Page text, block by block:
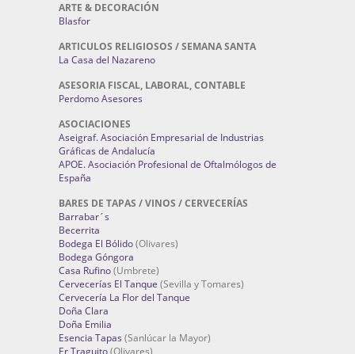
ARTE & DECORACIÓN
Blasfor
ARTICULOS RELIGIOSOS / SEMANA SANTA
La Casa del Nazareno
ASESORIA FISCAL, LABORAL, CONTABLE
Perdomo Asesores
ASOCIACIONES
Aseigraf. Asociación Empresarial de Industrias
Gráficas de Andalucía
APOE. Asociación Profesional de Oftalmólogos de
España
BARES DE TAPAS / VINOS / CERVECERÍAS
Barrabar´s
Becerrita
Bodega El Bólido(Olivares)
Bodega Góngora
Casa Rufino(Umbrete)
Cervecerías El Tanque (Sevilla y Tomares)
Cervecería La Flor del Tanque
Doña Clara
Doña Emilia
Esencia Tapas (Sanlúcar la Mayor)
Er Traguito(Olivares)